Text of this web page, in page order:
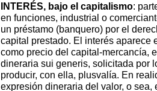
INTERÉS, bajo el capitalismo:
en funciones, industrial o
un préstamo (banquero) por el
capital prestado. El interés aparece
como precio del capital-mercancía,
dineraria sui generis, solicitada por
producir, con ella, plusvalía. En
expresión dineraria del valor, o